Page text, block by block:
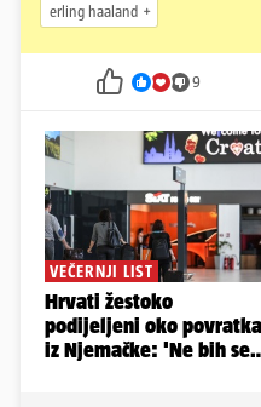
erling haaland
9